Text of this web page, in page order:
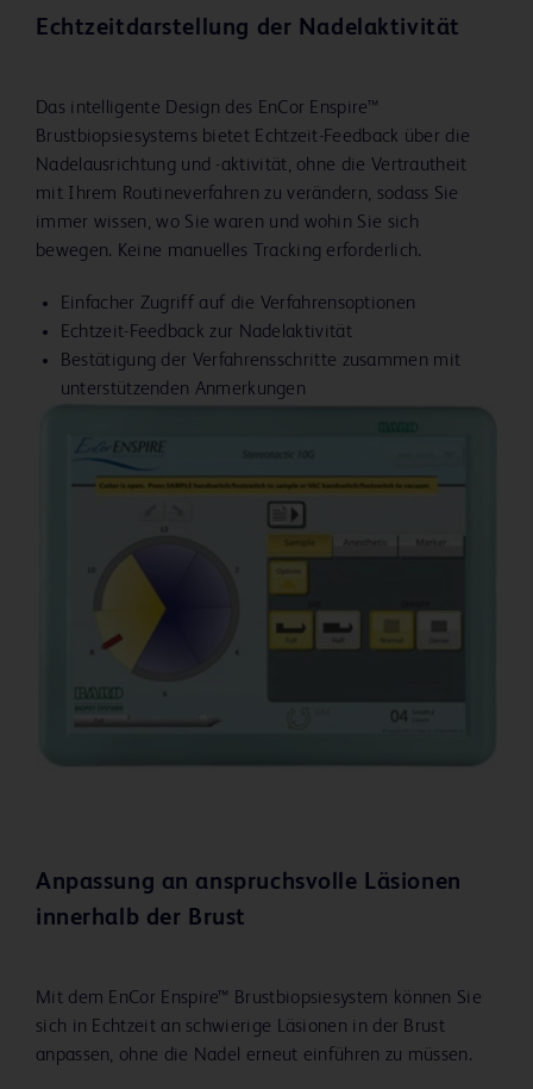
Echtzeitdarstellung der Nadelaktivität
Das intelligente Design des EnCor Enspire™
Brustbiopsiesystems bietet Echtzeit-Feedback über die
Nadelausrichtung und -aktivität, ohne die Vertrautheit
mit Ihrem Routineverfahren zu verändern, sodass Sie
immer wissen, wo Sie waren und wohin Sie sich
bewegen. Keine manuelles Tracking erforderlich.
Einfacher Zugriff auf die Verfahrensoptionen
Echtzeit-Feedback zur Nadelaktivität
Bestätigung der Verfahrensschritte zusammen mit
unterstützenden Anmerkungen
Anpassung an anspruchsvolle Läsionen
innerhalb der Brust
Mit dem EnCor Enspire™ Brustbiopsiesystem können Sie
sich in Echtzeit an schwierige Läsionen in der Brust
anpassen, ohne die Nadel erneut einführen zu müssen.
im Einklang mit den geltenden Gesetzen und
VORSICHTSMASSNAHMEN
Dieses Produkt darf nur von Ärzten verwendet
werden, die in perkutanen Brustbiopsieverfahren
Das System vor der Verwendung gründlich auf
Schäden untersuchen. Nicht verwenden, wenn
offensichtliche Schäden am Produkt vorliegen
und/oder die Nadel verbogen ist.
entfernt wie möglich von anderen Elektrogeräten
aufstellen, um Störungen oder einen Leistungsabfall
des EnCor Enspire™ Brustbiopsiesystems zu
Zubehör und Kabel sind vor jedem Gebrauch auf
Brüche, Risse oder sonstige Beschädigungen zu
untersuchen. Bei Beschädigungen das System nicht
verwenden. Die Nichtbefolgung dieser
Bediener der (Verletzungs-)Gefahr eines
elektrischen Schlags aussetzen.
Den Vakuumbehälter auf versand- oder
handhabungsbedingte Schäden überprüfen.
Sicherstellen, dass der Deckel sicher angebracht ist.
Das EnCor Enspire™ Brustbiopsiesystem nicht über
Nacht eingeschaltet lassen. Es kann zu Schäden am